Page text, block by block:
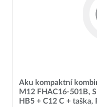
Aku kompaktní
M12 FHAC16-501B,
HB5 + C12 C + taška,